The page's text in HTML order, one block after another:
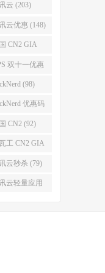
云 (203)
云优惠 (148)
CN2 GIA
双十一优惠
(106)(98)
优惠码
CN2 (92)
工 CN2 GIA
云秒杀 (79)
云轻量应用